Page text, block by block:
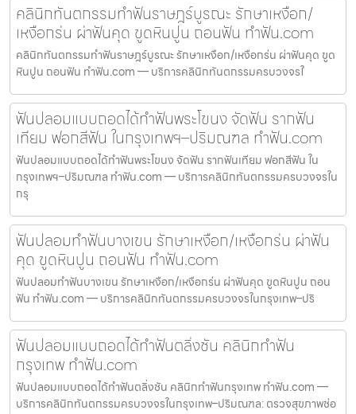
คลินิกทันตกรรมทำฟันราษฎร์บูรณะ รักษาเหงือก/
เหงือกร่น ผ่าฟันคุด ขูดหินปูน ถอนฟัน ทำฟัน.com
คลินิกทันตกรรมทำฟันราษฎร์บูรณะ รักษาเหงือก/เหงือกร่น ผ่าฟันคุด ขูด
หินปูน ถอนฟัน ทำฟัน.com — บริการคลินิกทันตกรรมครบวงจรใ
ฟันปลอมแบบถอดได้ทำฟันพระโขนง จัดฟัน รากฟัน
เทียม ฟอกสีฟัน ในกรุงเทพฯ–ปริมณฑล ทำฟัน.com
ฟันปลอมแบบถอดได้ทำฟันพระโขนง จัดฟัน รากฟันเทียม ฟอกสีฟัน ใน
กรุงเทพฯ–ปริมณฑล ทำฟัน.com — บริการคลินิกทันตกรรมครบวงจรใน
กรุ
ฟันปลอมทำฟันบางเขน รักษาเหงือก/เหงือกร่น ผ่าฟัน
คุด ขูดหินปูน ถอนฟัน ทำฟัน.com
ฟันปลอมทำฟันบางเขน รักษาเหงือก/เหงือกร่น ผ่าฟันคุด ขูดหินปูน ถอน
ฟัน ทำฟัน.com — บริการคลินิกทันตกรรมครบวงจรในกรุงเทพ–ปริ
ฟันปลอมแบบถอดได้ทำฟันตลิ่งชัน คลินิกทำฟัน
กรุงเทพ ทำฟัน.com
ฟันปลอมแบบถอดได้ทำฟันตลิ่งชัน คลินิกทำฟันกรุงเทพ ทำฟัน.com —
บริการคลินิกทันตกรรมครบวงจรในกรุงเทพ–ปริมณฑล: ตรวจสุขภาพช่อ